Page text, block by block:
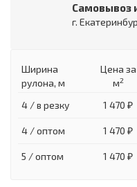
Самовывоз
г.
Ширина
рулона, м
Цена за
м2
4 / в резку 1 470 ₽
4 / оптом 1 470 ₽
5 / оптом 1 470 ₽